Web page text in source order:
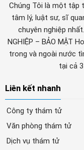
Chúng Tôi là một tập
tâm lý, luật sư, sĩ
chuyên nghiệp
NGHIỆP – BẢO MẬT
trong và ngoài nước
tại cả
Liên kết nhanh
Công ty thám tử
Văn phòng thám tử
Dịch vụ thám tử